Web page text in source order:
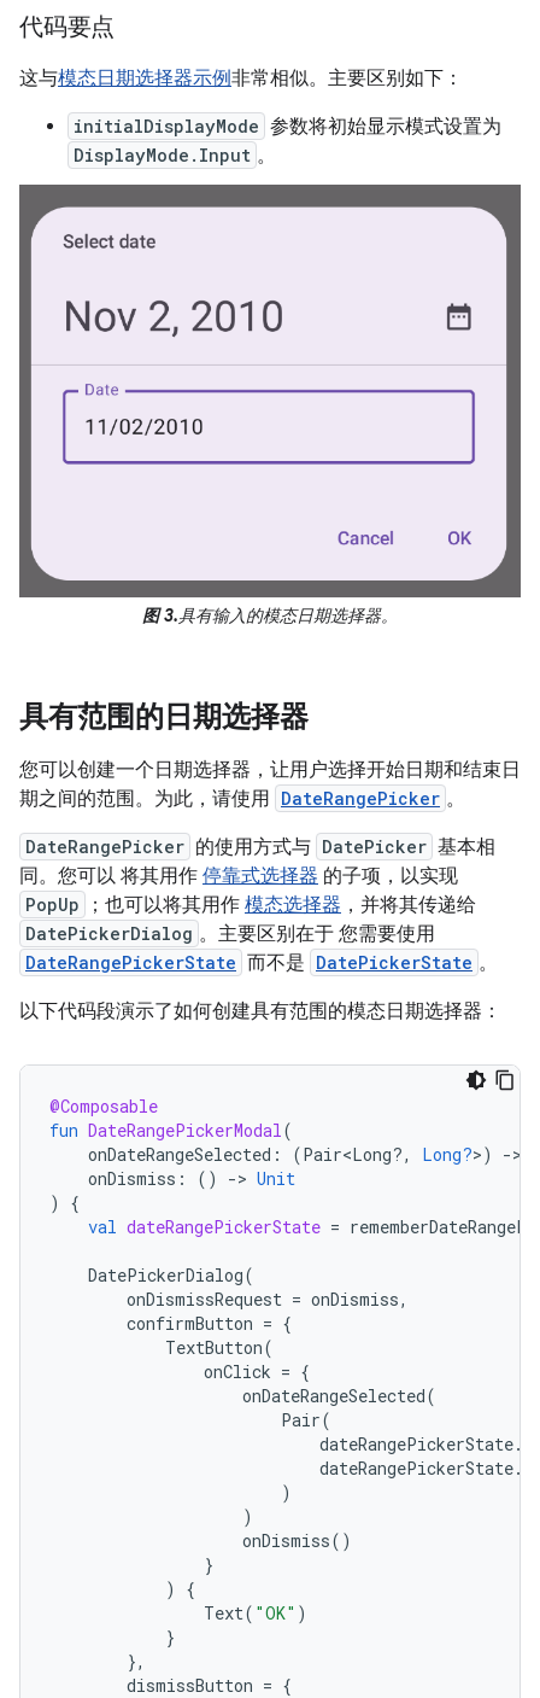
代码要点
这与模态日期选择器示例非常相似。主要区别如下：
initialDisplayMode 参数将初始显示模式设置为
DisplayMode.Input 。
图 3.具有输入的模态日期选择器。
具有范围的日期选择器
您可以创建一个日期选择器，让用户选择开始日期和结束日
期之间的范围。为此，请使用 DateRangePicker 。
DateRangePicker 的使用方式与 DatePicker 基本相
同。您可以 将其用作 停靠式选择器 的子项，以实现
PopUp ；也可以将其用作 模态选择器 ，并将其传递给
DatePickerDialog 。主要区别在于 您需要使用
DateRangePickerState 而不是 DatePickerState 。
以下代码段演示了如何创建具有范围的模态日期选择器：
@Composable
fun DateRangePickerModal (
onDateRangeSelected : (Pair<Long?, Long?>) ->
onDismiss : () -> Unit
)
{
val dateRangePickerState =
DatePickerDialog(
onDismissRequest = onDismiss,
confirmButton = {
TextButton(
onClick = {
onDateRangeSelected(
Pair(
dateRangePickerState.
dateRangePickerState.
)
)
onDismiss()
}
)
{
Text( "OK" )
}
},
dismissButton = {